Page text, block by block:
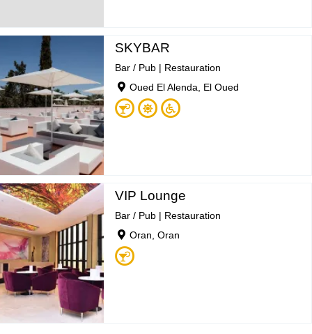
SKYBAR
Bar / Pub | Restauration
Oued El Alenda, El Oued
VIP Lounge
Bar / Pub | Restauration
Oran, Oran